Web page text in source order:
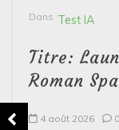
Dans Test IA
Titre:
Roman
4 août 2026 0